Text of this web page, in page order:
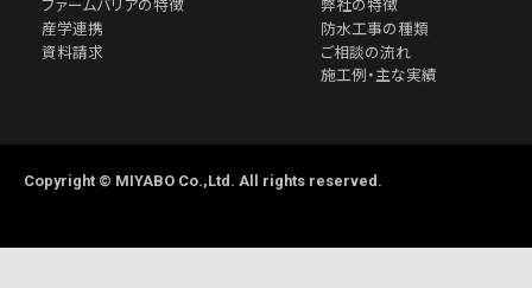
ファームバリアの特徴
産学連携
資料請求
弊社の特徴
防水工事の種類
ご相談の流れ
施工例・主な実績
Copyright © MIYABO Co.,Ltd. All rights reserved.